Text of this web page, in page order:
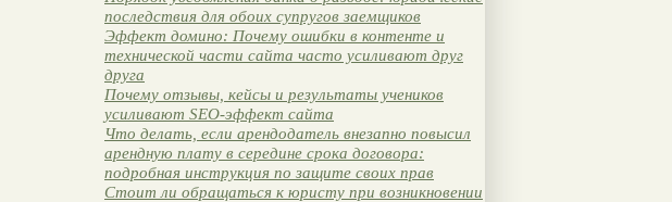
последствия для обоих супругов заемщиков
Эффект домино: Почему ошибки в контенте и
технической части сайта часто усиливают друг
друга
Почему отзывы, кейсы и результаты учеников
усиливают SEO-эффект сайта
Что делать, если арендодатель внезапно повысил
арендную плату в середине срока договора:
подробная инструкция по защите своих прав
Стоит ли обращаться к юристу при возникновении